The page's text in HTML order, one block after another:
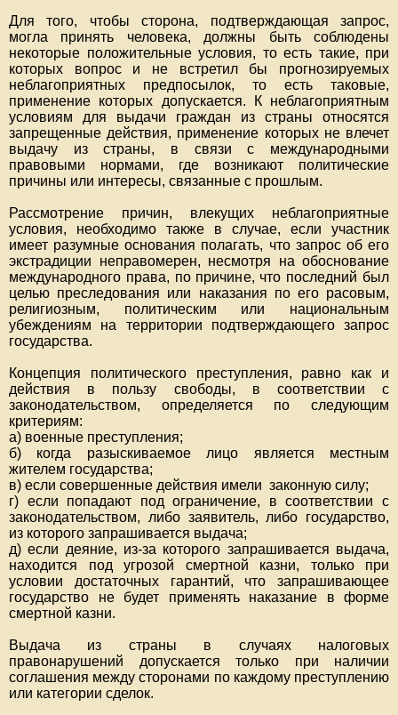
Для того, чтобы сторона, подтверждающая запрос,
могла принять человека, должны быть соблюдены
некоторые положительные условия, то есть такие, при
которых вопрос и не встретил бы прогнозируемых
неблагоприятных предпосылок, то есть таковые,
применение которых допускается. К неблагоприятным
условиям для выдачи граждан из страны относятся
запрещенные действия, применение которых не влечет
выдачу из страны, в связи с международными
правовыми нормами, где возникают политические
причины или интересы, связанные с прошлым.
Рассмотрение причин, влекущих неблагоприятные
условия, необходимо также в случае, если участник
имеет разумные основания полагать, что запрос об его
экстрадиции неправомерен, несмотря на обоснование
международного права, по причине, что последний был
целью преследования или наказания по его расовым,
религиозным, политическим или национальным
убеждениям на территории подтверждающего запрос
государства.
Концепция политического преступления, равно как и
действия в пользу свободы, в соответствии с
законодательством, определяется по следующим
критериям:
а) военные преступления;
б) когда разыскиваемое лицо является местным
жителем государства;
в) если совершенные действия имели законную силу;
г) если попадают под ограничение, в соответствии с
законодательством, либо заявитель, либо государство,
из которого запрашивается выдача;
д) если деяние, из-за которого запрашивается выдача,
находится под угрозой смертной казни, только при
условии достаточных гарантий, что запрашивающее
государство не будет применять наказание в форме
смертной казни.
Выдача из страны в случаях налоговых
правонарушений допускается только при наличии
соглашения между сторонами по каждому преступлению
или категории сделок.